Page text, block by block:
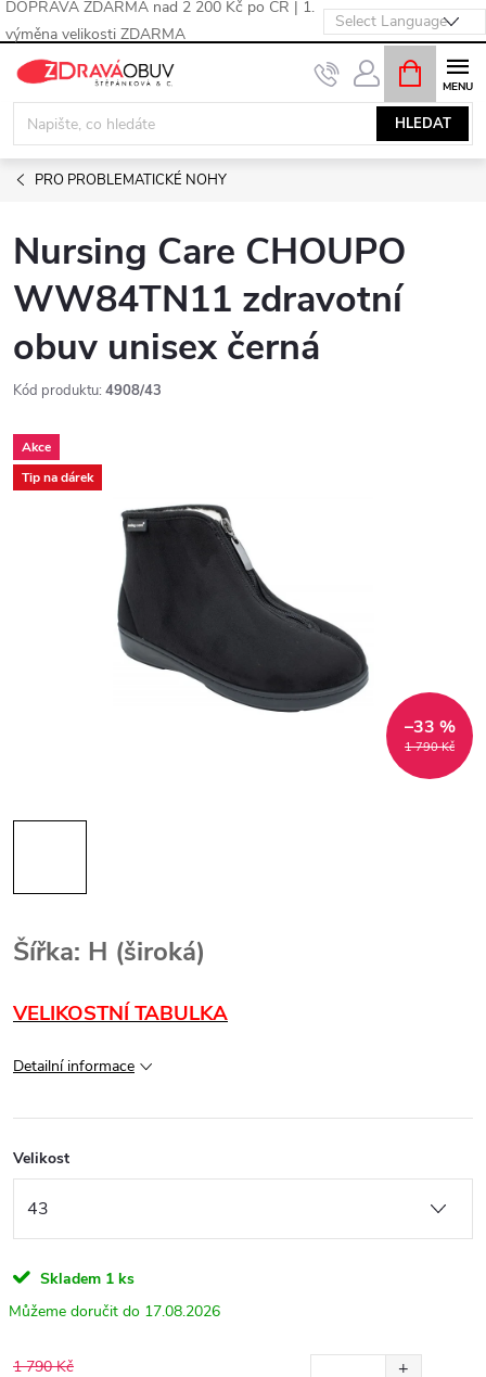
DOPRAVA ZDARMA nad 2 200 Kč po ČR | 1.
výměna velikosti ZDARMA
Přejít
obsah
HLEDAT
NÁKUPNÍ
KOŠÍK
PRO PROBLEMATICKÉ NOHY
Nursing Care CHOUPO
WW84TN11 zdravotní
obuv unisex černá
Kód produktu: 4908/43
Akce
Tip na dárek
1 790 Kč
–33 %
Šířka: H (široká)
VELIKOSTNÍ TABULKA
Detailní informace
Velikost
Skladem 1 ks
17.08.2026
1 790 Kč